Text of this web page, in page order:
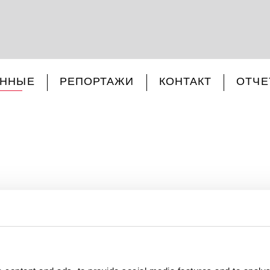
РЕПОРТАЖИ КОНТАКТ